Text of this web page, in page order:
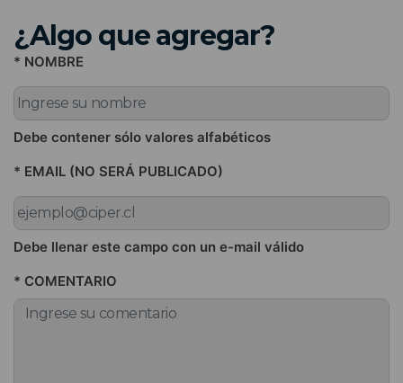
¿Algo que agregar?
* NOMBRE
Debe contener sólo valores alfabéticos
* EMAIL (NO SERÁ PUBLICADO)
Debe llenar este campo con un e-mail válido
* COMENTARIO